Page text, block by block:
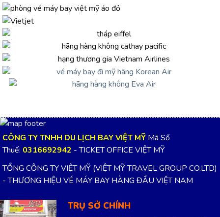
CÔNG TY TNHH DU LỊCH BAY VIỆT MỸ Mã Số
Thuế: 0316692942 - TICKET OFFICE VIỆT MỸ
TỔNG CÔNG TY VIỆT MỸ (VIỆT MỸ TRAVEL GROUP CO.LTD)
- THƯƠNG HIỆU VÉ MÁY BAY HÀNG ĐẦU VIỆT NAM
TRỤ SỞ CHÍNH